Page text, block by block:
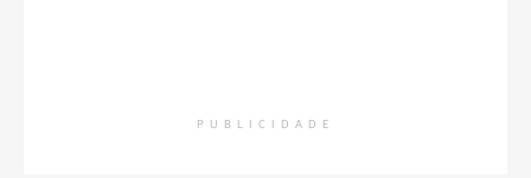
PUBLICIDADE